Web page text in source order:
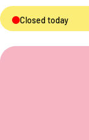
Closed today